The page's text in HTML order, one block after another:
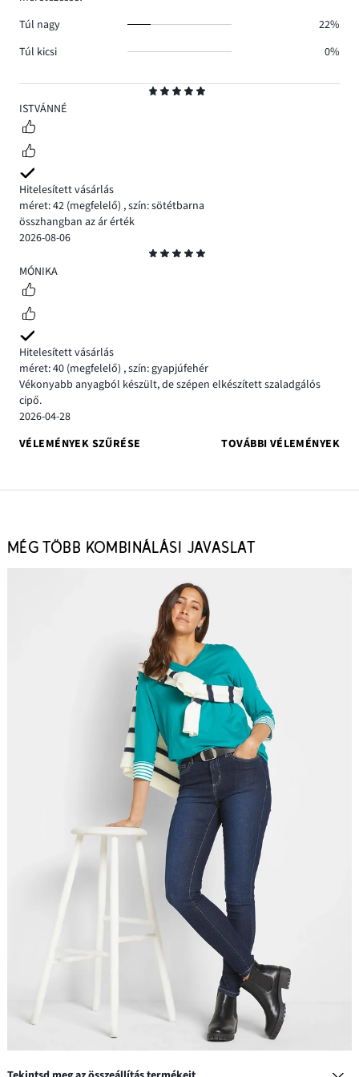
5
ISTVÁNNÉ
Hitelesített vásárlás
méret: 42 (megfelelő) ,szín: sötétbarna
összhangban az ár érték
2026-08-06
5
MÓNIKA
Hitelesített vásárlás
méret: 40 (megfelelő) ,szín: gyapjúfehér
Vékonyabb anyagból készült, de szépen elkészített szaladgálós
cipő.
2026-04-28
VÉLEMÉNYEK SZŰRÉSE
TOVÁBBI VÉLEMÉNYEK
Túl nagy
22%
Túl kicsi
0%
MÉG TÖBB KOMBINÁLÁSI JAVASLAT